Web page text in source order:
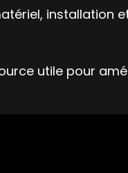
installation
utile pour